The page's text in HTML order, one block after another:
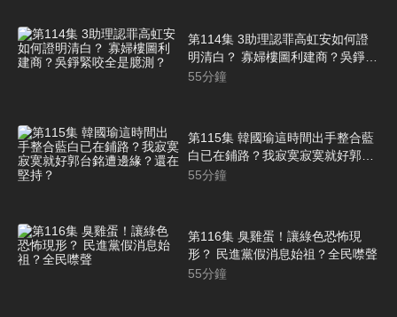
第114集 3助理認罪高虹安如何證
明清白？ 寡婦樓圖利建商？吳錚緊
咬全是臆測？
55分鐘
第115集 韓國瑜這時間出手整合藍
白已在鋪路？我寂寞寂寞就好郭台
銘遭邊緣？還在堅持？
55分鐘
第116集 臭雞蛋！讓綠色恐怖現
形？ 民進黨假消息始祖？全民噤聲
55分鐘